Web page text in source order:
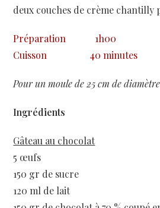
deux couches de crème chantilly
Préparation
1h00
Cuisson
40 minutes
Pour un moule de 25 cm de diamètre
Ingrédients
Gâteau au chocolat
5 œufs
150 gr de sucre
120 ml de lait